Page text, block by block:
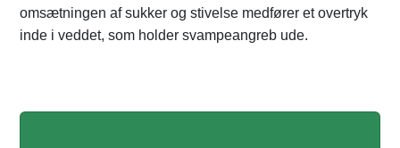
omsætningen af sukker og stivelse medfører et overtryk
inde i veddet, som holder svampeangreb ude.